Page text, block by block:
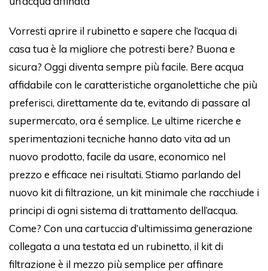
Vorresti aprire il rubinetto e sapere che l’acqua di
casa tua è la migliore che potresti bere? Buona e
sicura? Oggi diventa sempre più facile. Bere acqua
affidabile con le caratteristiche organolettiche che più
preferisci, direttamente da te, evitando di passare al
supermercato, ora é semplice. Le ultime ricerche e
sperimentazioni tecniche hanno dato vita ad un
nuovo prodotto, facile da usare, economico nel
prezzo e efficace nei risultati. Stiamo parlando del
nuovo kit di filtrazione, un kit minimale che racchiude i
principi di ogni sistema di trattamento dell’acqua.
Come? Con una cartuccia d’ultimissima generazione
collegata a una testata ed un rubinetto, il kit di
filtrazione è il mezzo più semplice per affinare